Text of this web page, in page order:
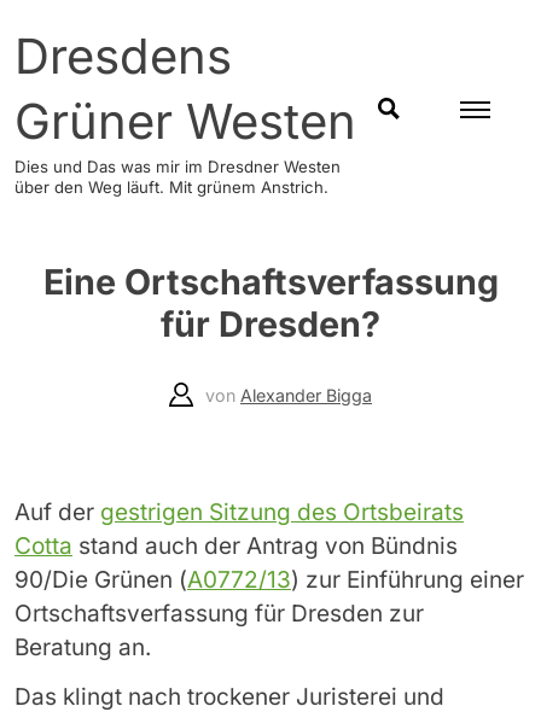
content
Dresdens
Grüner Westen
Dies und Das was mir im Dresdner Westen
über den Weg läuft. Mit grünem Anstrich.
SUCHEN
Eine Ortschaftsverfassung
für Dresden?
von Alexander Bigga
Auf der gestrigen Sitzung des Ortsbeirats
Cotta stand auch der Antrag von Bündnis
90/Die Grünen (A0772/13) zur Einführung einer
Ortschaftsverfassung für Dresden zur
Beratung an.
Das klingt nach trockener Juristerei und